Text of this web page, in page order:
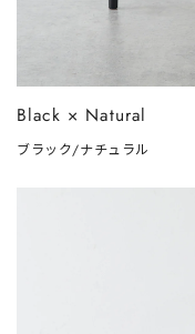
Black × Natural
ブラック/ナチュラル